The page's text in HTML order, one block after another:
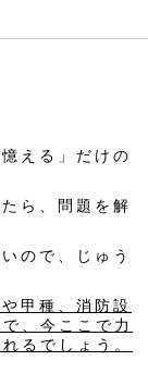
える」だけの
ら、問題を解
ので、じゅう
甲種、消防設
、今ここで力
るでしょう。